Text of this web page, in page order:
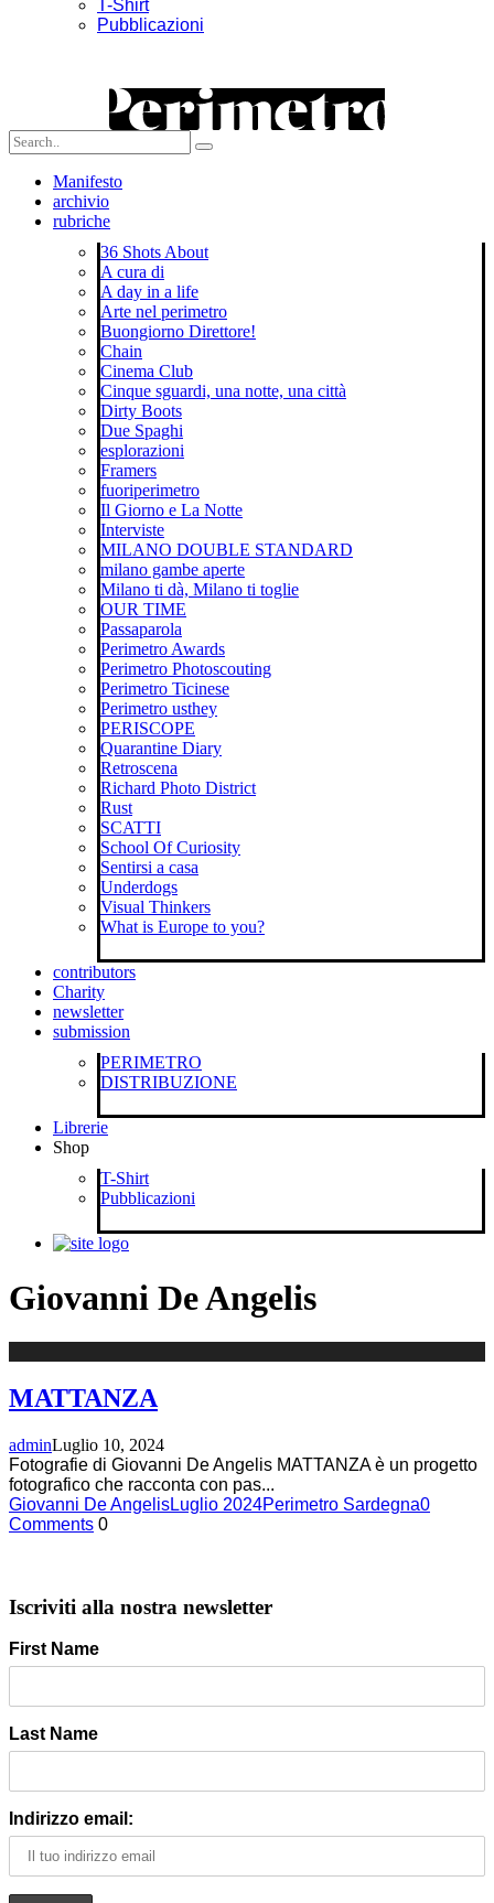
T-Shirt
Pubblicazioni
Manifesto
archivio
rubriche
36 Shots About
A cura di
A day in a life
Arte nel perimetro
Buongiorno Direttore!
Chain
Cinema Club
Cinque sguardi, una notte, una città
Dirty Boots
Due Spaghi
esplorazioni
Framers
fuoriperimetro
Il Giorno e La Notte
Interviste
MILANO DOUBLE STANDARD
milano gambe aperte
Milano ti dà, Milano ti toglie
OUR TIME
Passaparola
Perimetro Awards
Perimetro Photoscouting
Perimetro Ticinese
Perimetro usthey
PERISCOPE
Quarantine Diary
Retroscena
Richard Photo District
Rust
SCATTI
School Of Curiosity
Sentirsi a casa
Underdogs
Visual Thinkers
What is Europe to you?
contributors
Charity
newsletter
submission
PERIMETRO
DISTRIBUZIONE
Librerie
Shop
T-Shirt
Pubblicazioni
Giovanni De Angelis
MATTANZA
adminLuglio 10, 2024
Fotografie di Giovanni De Angelis MATTANZA è un progetto
fotografico che racconta con pas...
Giovanni De AngelisLuglio 2024Perimetro Sardegna0
Comments 0
Iscriviti alla nostra newsletter
First Name
Last Name
Indirizzo email: